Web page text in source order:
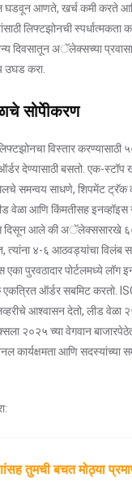
घडवून आणते, खर्च कमी करते
लिफ्टझोनची
दिवसातून अॅलेक्सच्या
उघड करा.
सोपेीकरण
विस्तार करण्यासाठी
देण्यासाठी बसतो. एक-स्टॉप
समन्वय साधणे, शिपमेंट
वेळा आणि किंमतीसह
दिसून आले की अॅलेक्ससारखे
त्यांना ४-६ आठवड्यांचा विलंब
पुरवठादार पोर्टलमध्ये लॉग इन
ऑर्डर सबमिट करतो.
आश्वासन देतो, लीड वेळा
२०२५ च्या वेगवान बाजारपेठेत
कार्यक्षमता आणि सदस्यांच्या
तुमची बचत मोठ्या